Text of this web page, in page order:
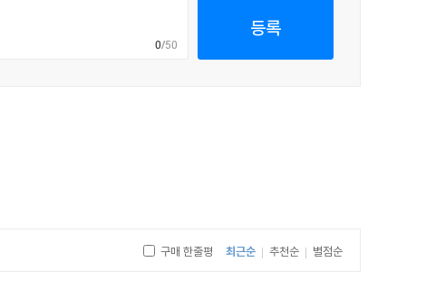
0/50
등록
구매 한줄평 최근순 추천순 별점순